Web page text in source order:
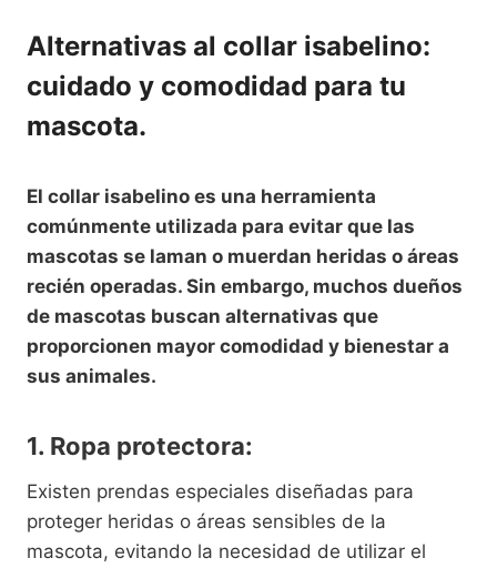
Alternativas al collar isabelino:
cuidado y comodidad para tu
mascota.
El collar isabelino es una herramienta
comúnmente utilizada para evitar que las
mascotas se laman o muerdan heridas o áreas
recién operadas. Sin embargo, muchos dueños
de mascotas buscan alternativas que
proporcionen mayor comodidad y bienestar a
sus animales.
1. Ropa protectora:
Existen prendas especiales diseñadas para
proteger heridas o áreas sensibles de la
mascota, evitando la necesidad de utilizar el